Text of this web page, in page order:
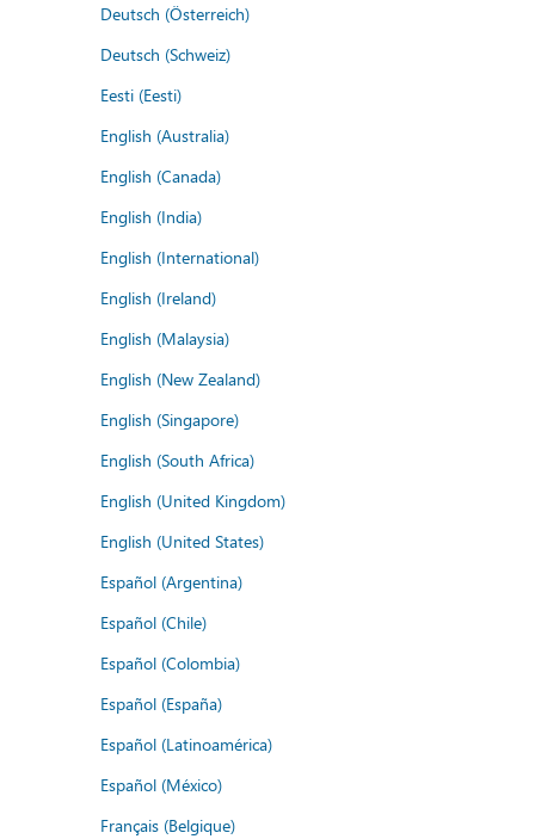
Deutsch (Österreich)
Deutsch (Schweiz)
Eesti (Eesti)
English (Australia)
English (Canada)
English (India)
English (International)
English (Ireland)
English (Malaysia)
English (New Zealand)
English (Singapore)
English (South Africa)
English (United Kingdom)
English (United States)
Español (Argentina)
Español (Chile)
Español (Colombia)
Español (España)
Español (Latinoamérica)
Español (México)
Français (Belgique)